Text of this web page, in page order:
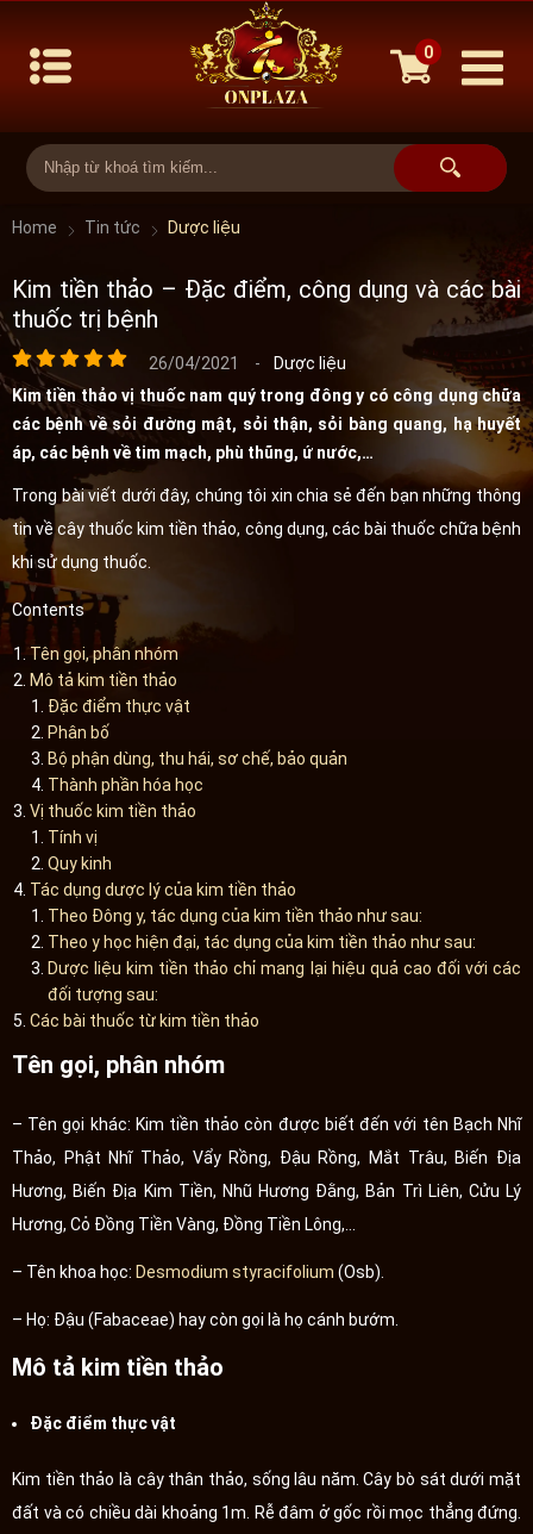
0
Home Tin tức Dược liệu
Kim tiền thảo – Đặc điểm, công dụng và các bài
thuốc trị bệnh
26/04/2021 -
Dược liệu
Kim tiền thảo vị thuốc nam quý trong đông y có công dụng chữa
các bệnh về sỏi đường mật, sỏi thận, sỏi bàng quang, hạ huyết
áp, các bệnh về tim mạch, phù thũng, ứ nước,…
Trong bài viết dưới đây, chúng tôi xin chia sẻ đến bạn những thông
tin về cây thuốc kim tiền thảo, công dụng, các bài thuốc chữa bệnh
khi sử dụng thuốc.
Contents
Tên gọi, phân nhóm
Mô tả kim tiền thảo
Đặc điểm thực vật
Phân bố
Bộ phận dùng, thu hái, sơ chế, bảo quản
Thành phần hóa học
Vị thuốc kim tiền thảo
Tính vị
Quy kinh
Tác dụng dược lý của kim tiền thảo
Theo Đông y, tác dụng của kim tiền thảo như sau:
Theo y học hiện đại, tác dụng của kim tiền thảo như sau:
Dược liệu kim tiền thảo chỉ mang lại hiệu quả cao đối với các
đối tượng sau:
Các bài thuốc từ kim tiền thảo
Tên gọi, phân nhóm
– Tên gọi khác: Kim tiền thảo còn được biết đến với tên Bạch Nhĩ
Thảo, Phật Nhĩ Thảo, Vẩy Rồng, Đậu Rồng, Mắt Trâu, Biến Địa
Hương, Biến Địa Kim Tiền, Nhũ Hương Đằng, Bản Trì Liên, Cửu Lý
Hương, Cỏ Đồng Tiền Vàng, Đồng Tiền Lông,…
– Tên khoa học: Desmodium styracifolium (Osb).
– Họ: Đậu (Fabaceae) hay còn gọi là họ cánh bướm.
Mô tả kim tiền thảo
Đặc điểm thực vật
Kim tiền thảo là cây thân thảo, sống lâu năm. Cây bò sát dưới mặt
đất và có chiều dài khoảng 1m. Rễ đâm ở gốc rồi mọc thẳng đứng.